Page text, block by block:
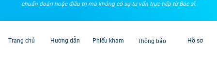
chuẩn đoán hoặc điều trị mà không có sự tư vấn trực tiếp từ Bác sĩ.
Trang chủ Hướng dẫn Phiếu khám Thông báo Hồ sơ